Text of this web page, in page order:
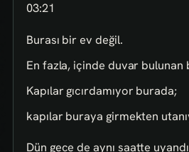
03:21
Burası bir ev değil.
En fazla, içinde duvar bulunan
Kapılar gıcırdamıyor burada;
kapılar buraya girmekten
Dün gece de aynı saatte